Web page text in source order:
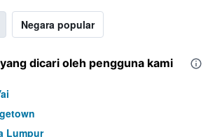
Negara popular
dicari oleh pengguna kami
Lumpur